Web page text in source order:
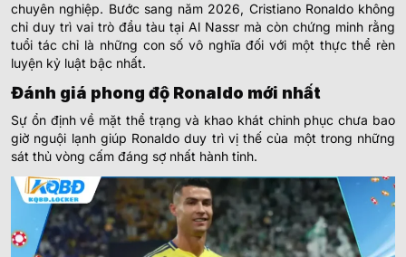
chuyên nghiệp. Bước sang năm 2026, Cristiano Ronaldo không
chỉ duy trì vai trò đầu tàu tại Al Nassr mà còn chứng minh rằng
tuổi tác chỉ là những con số vô nghĩa đối với một thực thể rèn
luyện kỷ luật bậc nhất.
Đánh giá phong độ Ronaldo mới nhất
Sự ổn định về mặt thể trạng và khao khát chinh phục chưa bao
giờ nguội lạnh giúp Ronaldo duy trì vị thế của một trong những
sát thủ vòng cấm đáng sợ nhất hành tinh.